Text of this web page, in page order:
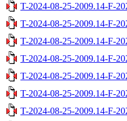
T-2024-08-25-2009.14-F-
T-2024-08-25-2009.14-F-
T-2024-08-25-2009.14-F-
T-2024-08-25-2009.14-F-
T-2024-08-25-2009.14-F-
T-2024-08-25-2009.14-F-
T-2024-08-25-2009.14-F-